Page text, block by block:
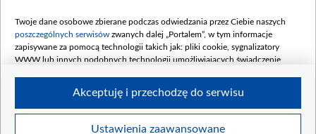
Twoje dane osobowe zbierane podczas odwiedzania przez Ciebie naszych
poszczególnych serwisów zwanych dalej „Portalem”, w tym informacje
zapisywane za pomocą technologii takich jak: pliki cookie, sygnalizatory
WWW lub innych podobnych technologii umożliwiających świadczenie
Twoje dane osobowe zbierane podczas odwiedzania przez Ciebie
Ustawienia zaawansowane
Akceptuję i przechodzę do serwisu